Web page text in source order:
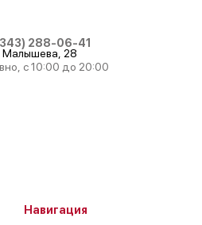
288-06-41
Малышева, 28
с 10:00 до 20:00
Навигация